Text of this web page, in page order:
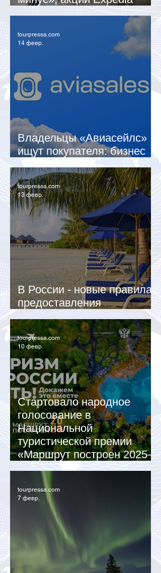
рухнули на торгах
Владельцы «Авиасейлс»
ищут покупателя: бизнес
оценили в 23 млрд рублей
tourpressa.com
14 февр.
В России - новые правила
предоставления
гостиничных услуг
tourpressa.com
13 февр.
Стартовало народное
голосование в
Национальной
туристической премии
«Маршрут построен 2025–
2026»
tourpressa.com
10 февр.
tourpressa.com
7 февр.